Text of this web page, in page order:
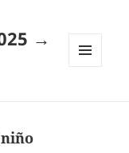
→